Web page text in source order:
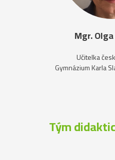
Mgr.
Učitelka
Gymnázium Karla
Tým